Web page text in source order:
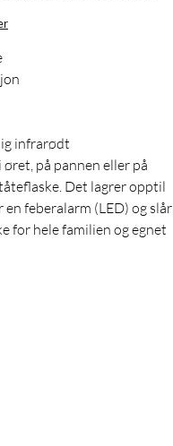
infrarødt
på pannen eller på
Det lagrer opptil
feberalarm (LED) og slår
for hele familien og egnet